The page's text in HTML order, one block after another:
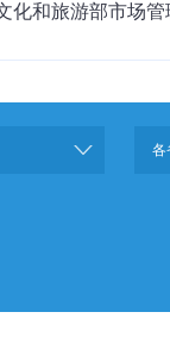
化和旅游部市场
各